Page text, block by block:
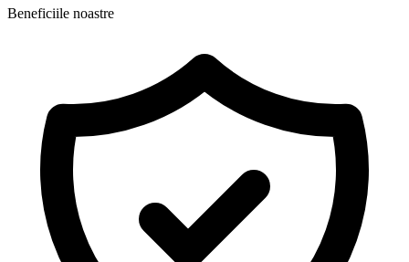
Beneficiile noastre